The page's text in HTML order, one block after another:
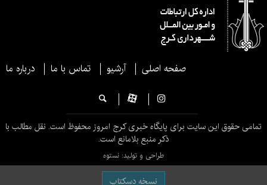
صفحه اصلی آرشیو تماس با ما درباره ما
تمامی حقوق این سایت برای پایگاه خبری کرج امروز محفوظ است. نقل مطالب با
ذکر منبع بلامانع است.
طراحی و تولید: نستوه
نسخه دسکتاپ